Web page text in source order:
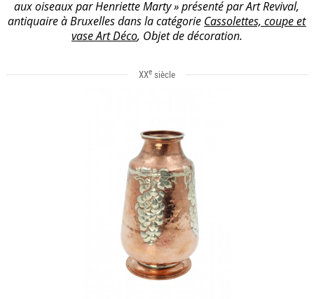
aux oiseaux par Henriette Marty » présenté par Art Revival,
antiquaire à Bruxelles dans la catégorie Cassolettes, coupe et
vase Art Déco, Objet de décoration.
XXesiècle